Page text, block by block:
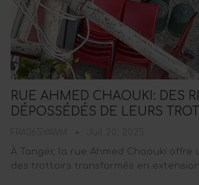
RUE AHMED CHAOUKI: DES
DÉPOSSÉDÉS DE LEURS
À Tanger, la rue Ahmed Chaouki offre
des trottoirs transformés en